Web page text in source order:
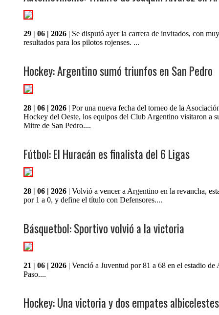
29 | 06 | 2026 | Se disputó ayer la carrera de invitados, con
resultados para los pilotos rojenses. ...
Hockey: Argentino sumó triunfos en San Pedro
28 | 06 | 2026 | Por una nueva fecha del torneo de la
Hockey del Oeste, los equipos del Club Argentino visitaron a
Mitre de San Pedro....
Fútbol: El Huracán es finalista del 6 Ligas
28 | 06 | 2026 | Volvió a vencer a Argentino en la revancha,
por 1 a 0, y define el título con Defensores....
Básquetbol: Sportivo volvió a la victoria
21 | 06 | 2026 | Venció a Juventud por 81 a 68 en el estadio de
Paso....
Hockey: Una victoria y dos empates albicelestes